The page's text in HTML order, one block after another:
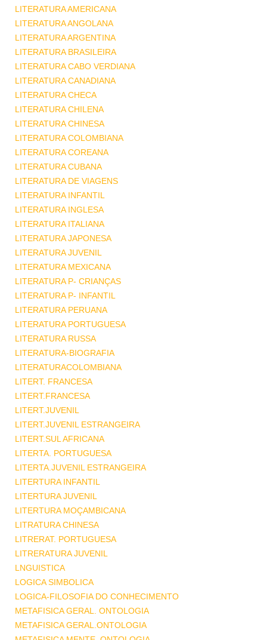
LITERATURA AMERICANA
LITERATURA ANGOLANA
LITERATURA ARGENTINA
LITERATURA BRASILEIRA
LITERATURA CABO VERDIANA
LITERATURA CANADIANA
LITERATURA CHECA
LITERATURA CHILENA
LITERATURA CHINESA
LITERATURA COLOMBIANA
LITERATURA COREANA
LITERATURA CUBANA
LITERATURA DE VIAGENS
LITERATURA INFANTIL
LITERATURA INGLESA
LITERATURA ITALIANA
LITERATURA JAPONESA
LITERATURA JUVENIL
LITERATURA MEXICANA
LITERATURA P- CRIANÇAS
LITERATURA P- INFANTIL
LITERATURA PERUANA
LITERATURA PORTUGUESA
LITERATURA RUSSA
LITERATURA-BIOGRAFIA
LITERATURACOLOMBIANA
LITERT. FRANCESA
LITERT.FRANCESA
LITERT.JUVENIL
LITERT.JUVENIL ESTRANGEIRA
LITERT.SUL AFRICANA
LITERTA. PORTUGUESA
LITERTA.JUVENIL ESTRANGEIRA
LITERTURA INFANTIL
LITERTURA JUVENIL
LITERTURA MOÇAMBICANA
LITRATURA CHINESA
LITRERAT. PORTUGUESA
LITRERATURA JUVENIL
LNGUISTICA
LOGICA SIMBOLICA
LOGICA-FILOSOFIA DO CONHECIMENTO
METAFISICA GERAL. ONTOLOGIA
METAFISICA GERAL.ONTOLOGIA